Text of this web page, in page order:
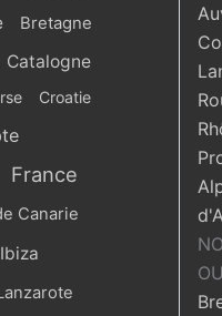
Bretagne
Catalogne
Croatie
France
Canarie
Ibiza